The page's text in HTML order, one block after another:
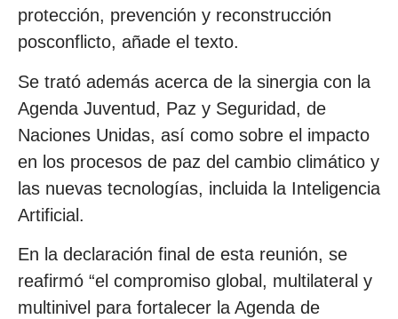
protección, prevención y reconstrucción
posconflicto, añade el texto.
Se trató además acerca de la sinergia con la
Agenda Juventud, Paz y Seguridad, de
Naciones Unidas, así como sobre el impacto
en los procesos de paz del cambio climático y
las nuevas tecnologías, incluida la Inteligencia
Artificial.
En la declaración final de esta reunión, se
reafirmó “el compromiso global, multilateral y
multinivel para fortalecer la Agenda de